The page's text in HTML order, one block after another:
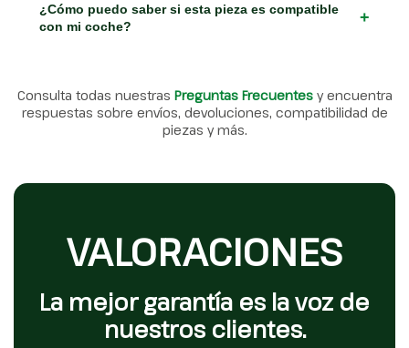
¿Cómo puedo saber si esta pieza es compatible
con mi coche?
+
Consulta todas nuestras Preguntas Frecuentes y encuentra
respuestas sobre envíos, devoluciones, compatibilidad de
piezas y más.
VALORACIONES
La mejor garantía es la voz de
nuestros clientes.